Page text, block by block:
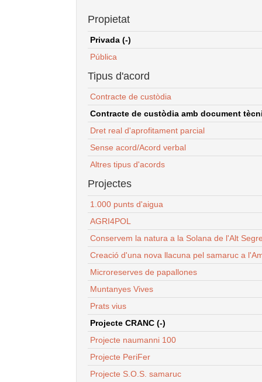
Propietat
Privada (-)
Pública
Tipus d'acord
Contracte de custòdia
Contracte de custòdia amb document
Dret real d'aprofitament parcial
Sense acord/Acord verbal
Altres tipus d'acords
Projectes
1.000 punts d'aigua
AGRI4POL
Conservem la natura a la Solana de l'Alt
Creació d'una nova llacuna pel samaruc a
Microreserves de papallones
Muntanyes Vives
Prats vius
Projecte CRANC (-)
Projecte naumanni 100
Projecte PeriFer
Projecte S.O.S. samaruc